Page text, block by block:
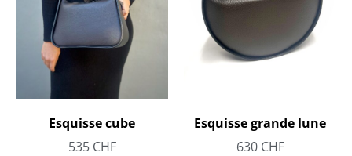
Esquisse cube
535 CHF
Esquisse grande lune
630 CHF